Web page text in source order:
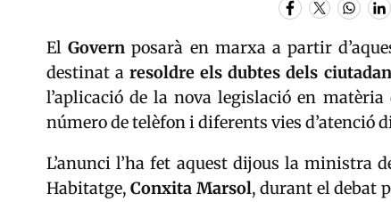
ElGovern posarà en marxa a partir
destinat aresoldre els dubtes dels
l’aplicació de la nova legislació en
número de telèfon i diferents vies d’atenció
L’anunci l’ha fet aquest dijous la ministra
Habitatge,Conxita Marsol, durant el debat